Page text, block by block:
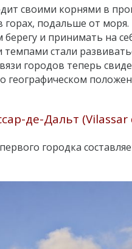
своими корнями в
горах, подальше от
и принимать на
стали
городов теперь
географическом
де-Дальт (Vilassar
городка